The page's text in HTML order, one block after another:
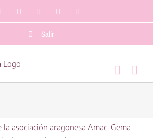
FacebookLinkedInTwitterYouTubeCorreo
Salir